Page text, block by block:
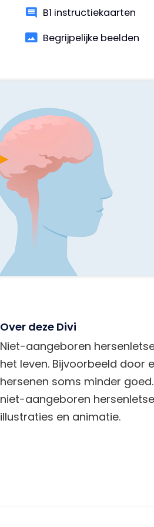
B1 instructiekaarten
Begrijpelijke beelden
Over deze Divi
Niet-aangeboren
het leven. Bijvoorbeeld door
hersenen soms minder
niet-aangeboren
illustraties en animatie.